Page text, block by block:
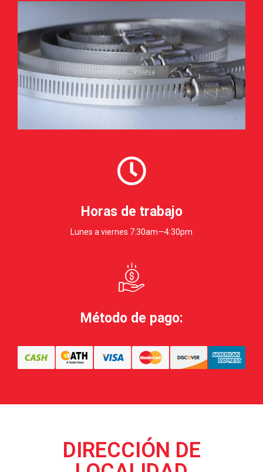
Horas de trabajo
Lunes a viernes 7:30am—4:30pm
Método de pago:
DIRECCIÓN DE